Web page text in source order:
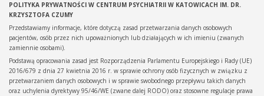
POLITYKA PRYWATNOŚCI W CENTRUM PSYCHIATRII W KATOWICACH IM. DR.
KRZYSZTOFA CZUMY
Przedstawiamy informacje, które dotyczą zasad przetwarzania danych osobowych
pacjentów, osób przez nich upoważnionych lub działających w ich imieniu (zwanych
zamiennie osobami).
Podstawą opracowania zasad jest Rozporządzenia Parlamentu Europejskiego i Rady (UE)
2016/679 z dnia 27 kwietnia 2016 r. w sprawie ochrony osób fizycznych w związku z
przetwarzaniem danych osobowych i w sprawie swobodnego przepływu takich danych
oraz uchylenia dyrektywy 95/46/WE (zwane dalej RODO) oraz stosowne regulacje prawa